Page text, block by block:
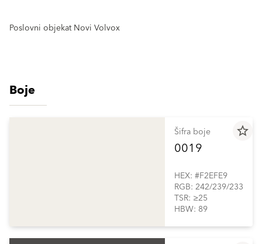
Poslovni objekat Novi Volvox
Boje
star_border
Šifra boje
0019
HEX: #F2EFE9
RGB: 242/239/233
TSR: ≥25
HBW: 89